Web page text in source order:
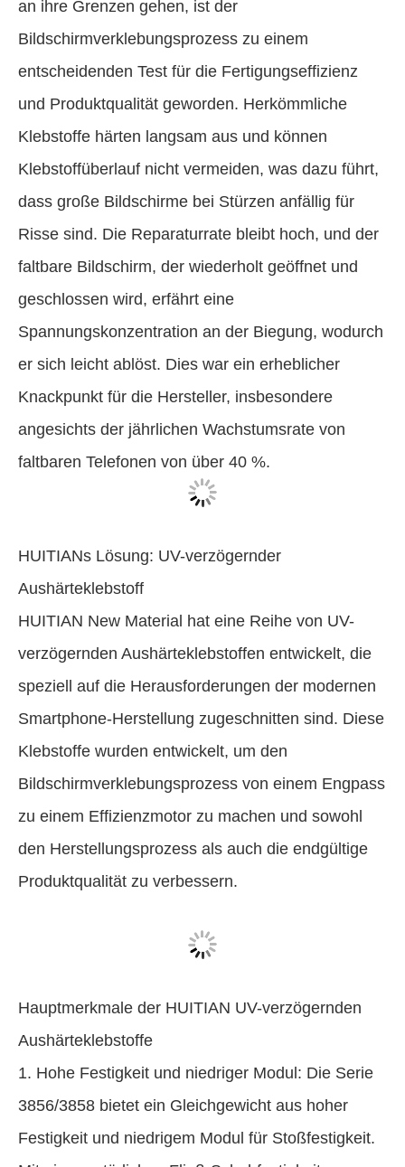
an ihre Grenzen gehen, ist der
Bildschirmverklebungsprozess zu einem
entscheidenden Test für die Fertigungseffizienz
und Produktqualität geworden. Herkömmliche
Klebstoffe härten langsam aus und können
Klebstoffüberlauf nicht vermeiden, was dazu führt,
dass große Bildschirme bei Stürzen anfällig für
Risse sind. Die Reparaturrate bleibt hoch, und der
faltbare Bildschirm, der wiederholt geöffnet und
geschlossen wird, erfährt eine
Spannungskonzentration an der Biegung, wodurch
er sich leicht ablöst. Dies war ein erheblicher
Knackpunkt für die Hersteller, insbesondere
angesichts der jährlichen Wachstumsrate von
faltbaren Telefonen von über 40 %.
HUITIANs Lösung: UV-verzögernder
Aushärteklebstoff
HUITIAN New Material hat eine Reihe von UV-
verzögernden Aushärteklebstoffen entwickelt, die
speziell auf die Herausforderungen der modernen
Smartphone-Herstellung zugeschnitten sind. Diese
Klebstoffe wurden entwickelt, um den
Bildschirmverklebungsprozess von einem Engpass
zu einem Effizienzmotor zu machen und sowohl
den Herstellungsprozess als auch die endgültige
Produktqualität zu verbessern.
Hauptmerkmale der HUITIAN UV-verzögernden
Aushärteklebstoffe
1. Hohe Festigkeit und niedriger Modul: Die Serie
3856/3858 bietet ein Gleichgewicht aus hoher
Festigkeit und niedrigem Modul für Stoßfestigkeit.